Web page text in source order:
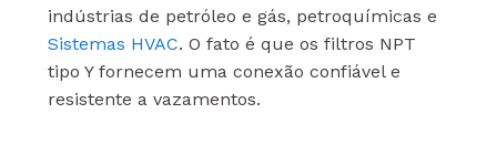
indústrias de petróleo e gás, petroquímicas e
Sistemas HVAC. O fato é que os filtros NPT
tipo Y fornecem uma conexão confiável e
resistente a vazamentos.